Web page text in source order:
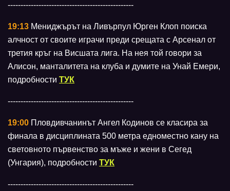
-------------------------------------------------
19:13 Мениджърът на Ливърпул Юрген Клоп поиска
алчност от своите играчи преди срещата с Арсенал от
третия кръг на Висшата лига. На нея той говори за
Алисон, манталитета на клуба и думите на Унай Емери,
подробности ТУК
-------------------------------------------------
19:00 Пловдивчанинът Ангел Кодинов се класира за
финала в дисциплината 500 метра едноместно кану на
световното първенство за мъже и жени в Сегед
(Унгария), подробности ТУК
-------------------------------------------------